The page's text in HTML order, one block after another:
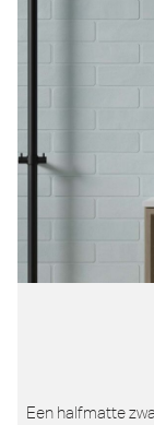
Een halfmatte